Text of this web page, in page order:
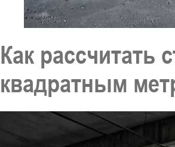
Как рассчитать
квадратным